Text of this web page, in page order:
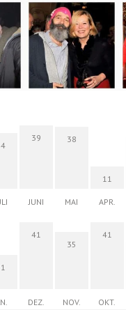
39
JUNI
38
MAI
11
APR.
41
DEZ.
35
NOV.
41
OKT.